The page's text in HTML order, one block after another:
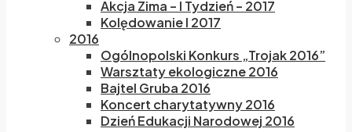
Akcja Zima – I Tydzień – 2017
Kolędowanie I 2017
2016
Ogólnopolski Konkurs „Trojak 2016”
Warsztaty ekologiczne 2016
Bajtel Gruba 2016
Koncert charytatywny 2016
Dzień Edukacji Narodowej 2016